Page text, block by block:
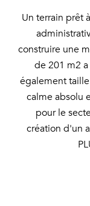
Un terrain prêt
construire une
de 201 m2
également
calme absolu
pour le
création d'un